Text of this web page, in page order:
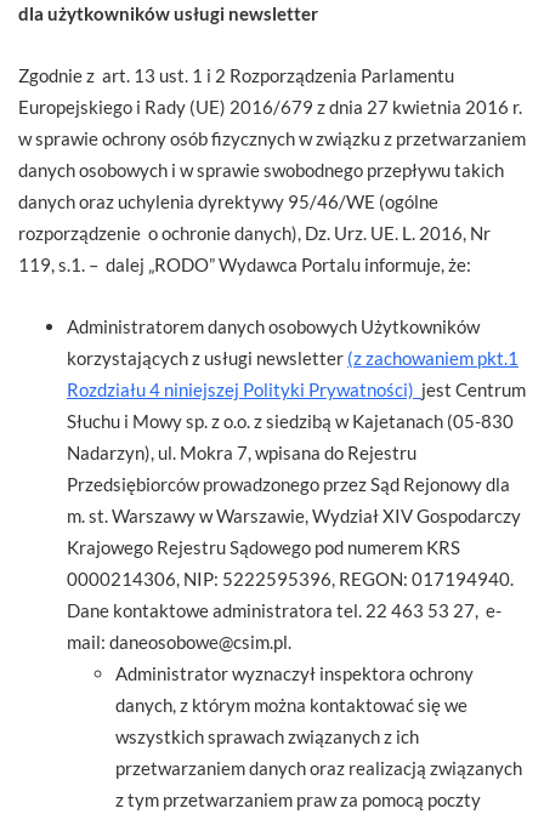
dla użytkowników usługi newsletter
Zgodnie z art. 13 ust. 1 i 2 Rozporządzenia Parlamentu
Europejskiego i Rady (UE) 2016/679 z dnia 27 kwietnia 2016 r.
w sprawie ochrony osób fizycznych w związku z przetwarzaniem
danych osobowych i w sprawie swobodnego przepływu takich
danych oraz uchylenia dyrektywy 95/46/WE (ogólne
rozporządzenie o ochronie danych), Dz. Urz. UE. L. 2016, Nr
119, s.1. – dalej „RODO” Wydawca Portalu informuje, że:
Administratorem danych osobowych Użytkowników
korzystających z usługi newsletter (z zachowaniem pkt.1
Rozdziału 4 niniejszej Polityki Prywatności) jest Centrum
Słuchu i Mowy sp. z o.o. z siedzibą w Kajetanach (05-830
Nadarzyn), ul. Mokra 7, wpisana do Rejestru
Przedsiębiorców prowadzonego przez Sąd Rejonowy dla
m. st. Warszawy w Warszawie, Wydział XIV Gospodarczy
Krajowego Rejestru Sądowego pod numerem KRS
0000214306, NIP: 5222595396, REGON: 017194940.
Dane kontaktowe administratora tel. 22 463 53 27, e-
mail: daneosobowe@csim.pl.
Administrator wyznaczył inspektora ochrony
danych, z którym można kontaktować się we
wszystkich sprawach związanych z ich
przetwarzaniem danych oraz realizacją związanych
z tym przetwarzaniem praw za pomocą poczty